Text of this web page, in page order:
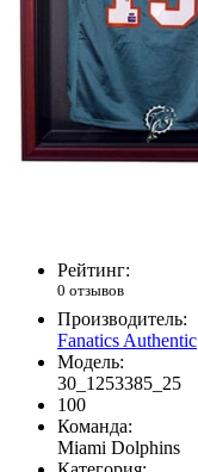
Рейтинг:
0 отзывов
Производитель:
Fanatics Authentic
Модель:
30_1253385_25
100
Команда:
Miami Dolphins